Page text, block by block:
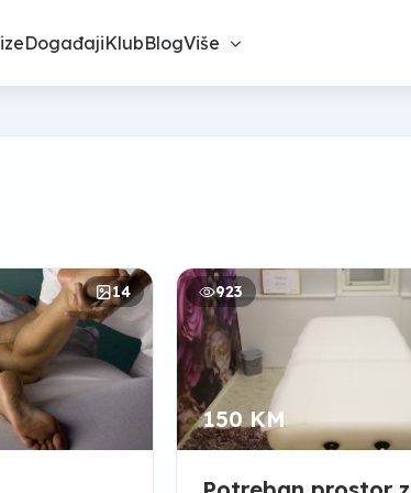
DogađajiKlubBlogViše
14 923
150 KM